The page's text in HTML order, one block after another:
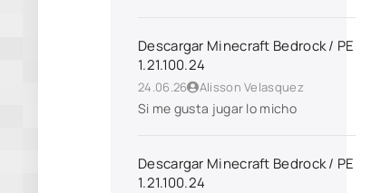
Descargar Minecraft Bedrock / PE
1.21.100.24
24.06.26 Alisson Velasquez
Si me gusta jugar lo micho
Descargar Minecraft Bedrock / PE
1.21.100.24